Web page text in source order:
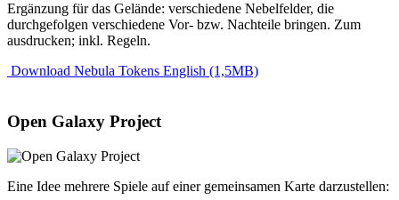
Ergänzung für das Gelände: verschiedene Nebelfelder, die
durchgefolgen verschiedene Vor- bzw. Nachteile bringen. Zum
ausdrucken; inkl. Regeln.
Download Nebula Tokens English (1,5MB)
Open Galaxy Project
Eine Idee mehrere Spiele auf einer gemeinsamen Karte darzustellen: